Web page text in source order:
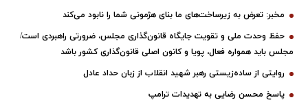
مخبر: تعرض به زیرساخت‌های ما بنای هژمونی شما را نابود می‌کند
حفظ وحدت ملی و تقویت جایگاه قانون‌گذاری مجلس، ضرورتی راهبردی است/
مجلس باید همواره فعال، پویا و کانون اصلی قانون‌گذاری کشور باشد
روایتی از ساده‌زیستی رهبر شهید انقلاب از زبان حداد عادل
پاسخ محسن رضایی به تهدیدات ترامپ